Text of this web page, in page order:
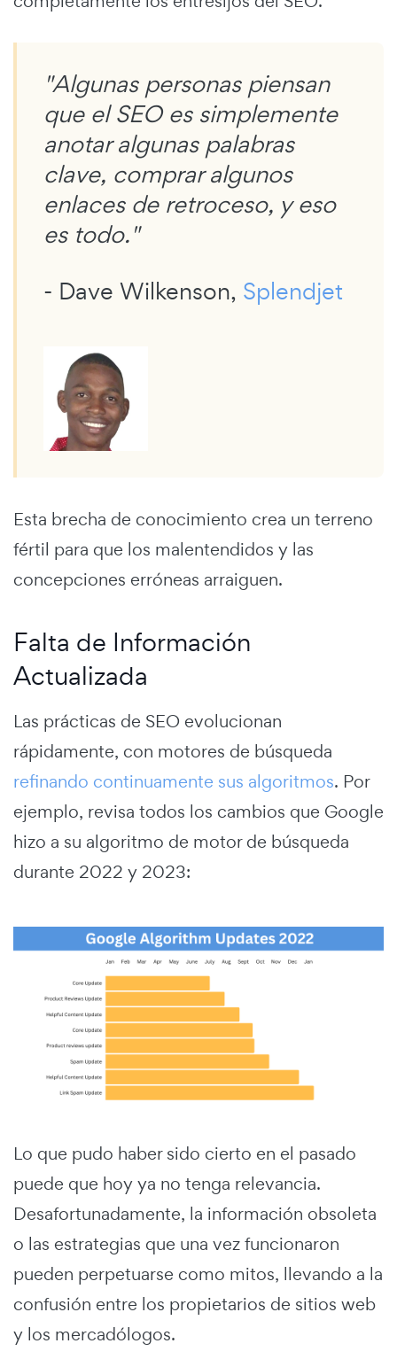
"Algunas personas piensan
que el SEO es simplemente
anotar algunas palabras
clave, comprar algunos
enlaces de retroceso, y eso
es todo."
- Dave Wilkenson, Splendjet
Esta brecha de conocimiento crea un terreno
fértil para que los malentendidos y las
concepciones erróneas arraiguen.
Falta de Información
Actualizada
Las prácticas de SEO evolucionan
rápidamente, con motores de búsqueda
refinando continuamente sus algoritmos. Por
ejemplo, revisa todos los cambios que Google
hizo a su algoritmo de motor de búsqueda
durante 2022 y 2023:
Lo que pudo haber sido cierto en el pasado
puede que hoy ya no tenga relevancia.
Desafortunadamente, la información obsoleta
o las estrategias que una vez funcionaron
pueden perpetuarse como mitos, llevando a la
confusión entre los propietarios de sitios web
y los mercadólogos.